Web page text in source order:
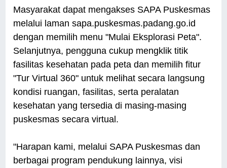
Masyarakat dapat mengakses SAPA Puskesmas
melalui laman sapa.puskesmas.padang.go.id⁠
dengan memilih menu "Mulai Eksplorasi Peta".
Selanjutnya, pengguna cukup mengklik titik
fasilitas kesehatan pada peta dan memilih fitur
"Tur Virtual 360" untuk melihat secara langsung
kondisi ruangan, fasilitas, serta peralatan
kesehatan yang tersedia di masing-masing
puskesmas secara virtual.
"Harapan kami, melalui SAPA Puskesmas dan
berbagai program pendukung lainnya, visi